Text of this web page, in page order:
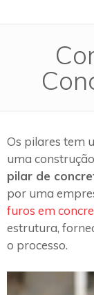
Os pilares tem
uma
pilar de
por uma
furos em
estrutura,
o processo.